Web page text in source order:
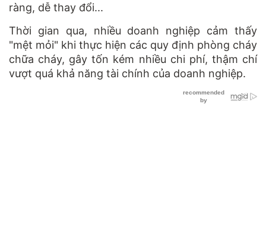
ràng, dễ thay đổi...
Thời gian qua, nhiều doanh nghiệp cảm thấy
"mệt mỏi" khi thực hiện các quy định phòng cháy
chữa cháy, gây tốn kém nhiều chi phí, thậm chí
vượt quá khả năng tài chính của doanh nghiệp.